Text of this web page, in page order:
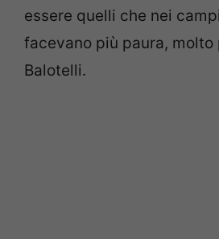
essere quelli che nei
facevano più paura, molto
Balotelli.